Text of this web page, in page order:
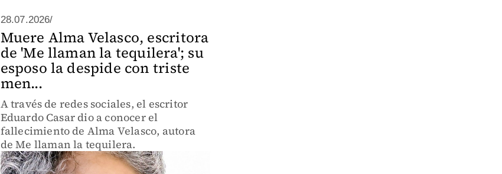
28.07.2026/
Muere Alma Velasco, escritora
de 'Me llaman la tequilera'; su
esposo la despide con triste
men...
A través de redes sociales, el escritor
Eduardo Casar dio a conocer el
fallecimiento de Alma Velasco, autora
de Me llaman la tequilera.